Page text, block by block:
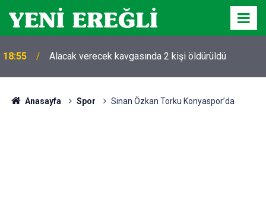
18:55 Alacak verecek kavgasında 2 kişi öldürüldü
Anasayfa Spor Sinan Özkan Torku Konyaspor’da